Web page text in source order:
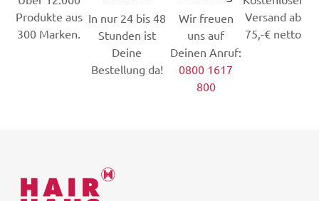
Produkte aus
300 Marken.
In nur 24 bis 48
Stunden ist
Deine
Bestellung da!
Wir freuen
uns auf
Deinen Anruf:
0800 1617
800
Versand ab
75,-€ netto